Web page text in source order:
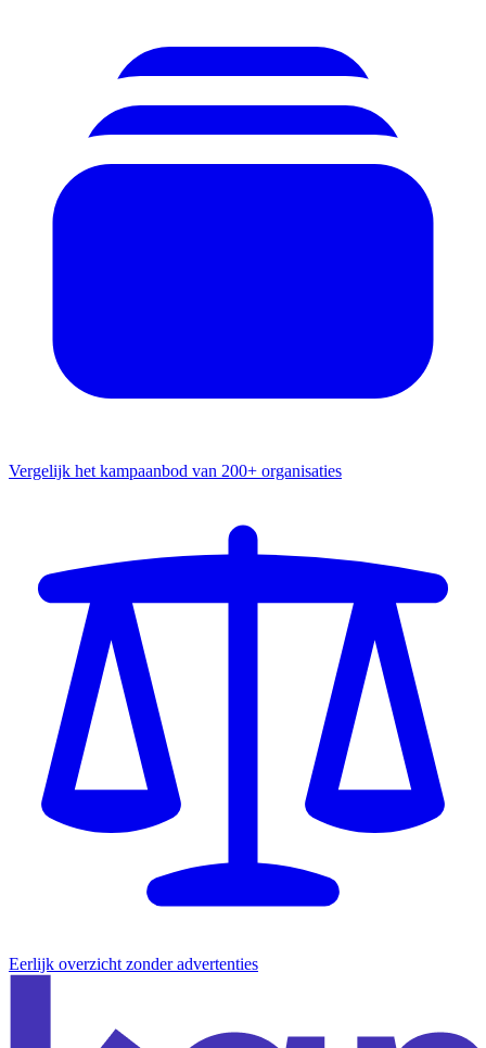
Vergelijk het kampaanbod van 200+ organisaties
Eerlijk overzicht zonder advertenties